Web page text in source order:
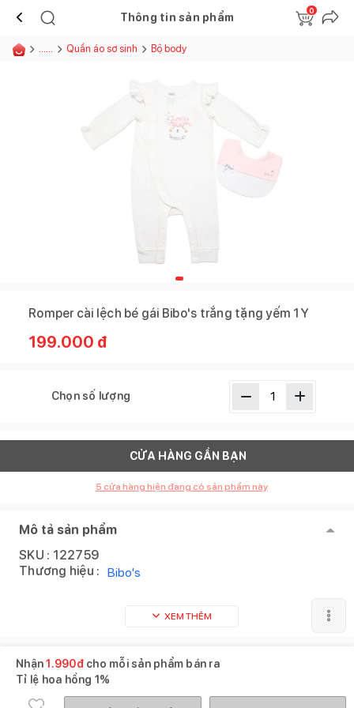
Thông tin sản phẩm
0
...... Quần áo sơ sinh Bộ body
Romper cài lệch bé gái Bibo's trắng tặng yếm 1Y
199.000 đ
Chọn số lượng
CỬA HÀNG GẦN BẠN
5 cửa hàng hiện đang có sản phẩm này
Mô tả sản phẩm
SKU : 122759
Thương hiệu : Bibo's
XEM THÊM
Sản phẩm tương tự
Nhận1.990đcho mỗi sản phẩm bán ra
Tỉ lệ hoa hồng 1%